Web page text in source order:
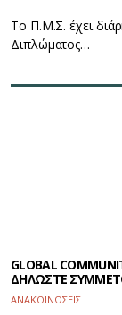
Το Π.Μ.Σ. έχει
Διπλώματος…
GLOBAL
ΔΗΛΩΣΤΕ
ΑΝΑΚΟΙΝΩΣΕΙΣ